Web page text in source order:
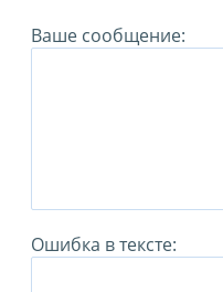
Ваше сообщение:
Ошибка в тексте: